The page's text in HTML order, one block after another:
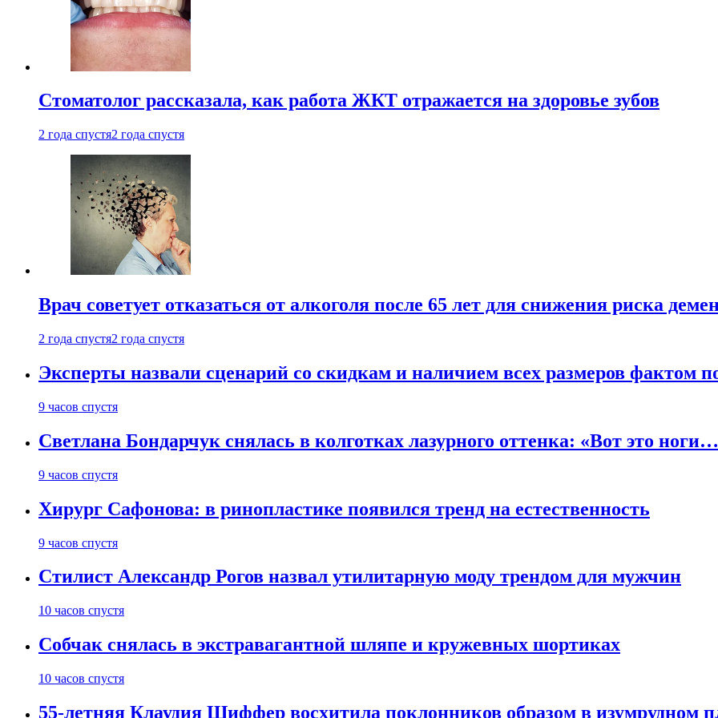
Стоматолог рассказала, как работа ЖКТ отражается на здоровье зубов
2 года спустя2 года спустя
Врач советует отказаться от алкоголя после 65 лет для снижения риска
2 года спустя2 года спустя
Эксперты назвали сценарий со скидкам и наличием всех размеров фактом
9 часов спустя
Светлана Бондарчук снялась в колготках лазурного оттенка: «Вот это
9 часов спустя
Хирург Сафонова: в ринопластике появился тренд на естественность
9 часов спустя
Стилист Александр Рогов назвал утилитарную моду трендом для мужчин
10 часов спустя
Собчак снялась в экстравагантной шляпе и кружевных шортиках
10 часов спустя
55-летняя Клаудия Шиффер восхитила поклонников образом в изумрудном